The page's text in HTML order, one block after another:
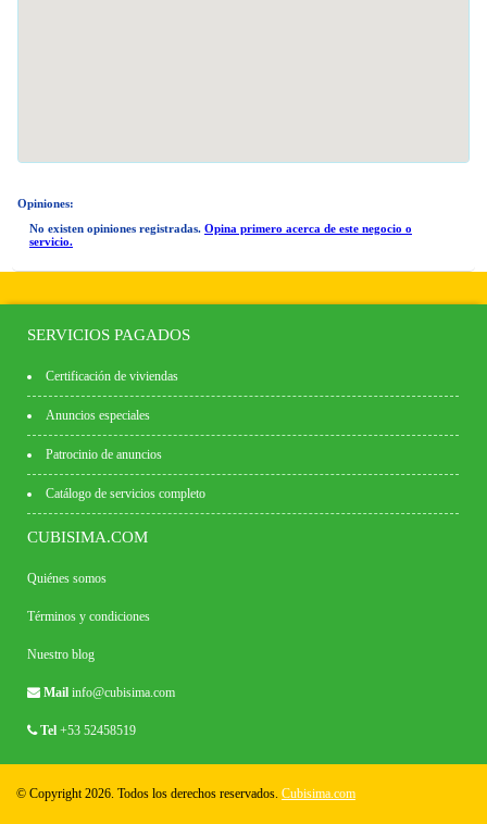
Opiniones:
No existen opiniones registradas. Opina primero acerca de este negocio o
servicio.
SERVICIOS PAGADOS
Certificación de viviendas
Anuncios especiales
Patrocinio de anuncios
Catálogo de servicios completo
CUBISIMA.COM
Quiénes somos
Términos y condiciones
Nuestro blog
Mail info@cubisima.com
Tel +53 52458519
© Copyright 2026. Todos los derechos reservados. Cubisima.com